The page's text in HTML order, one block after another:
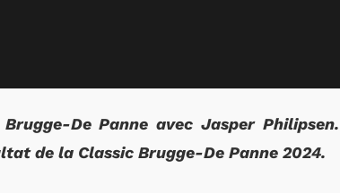
De Panne avec Jasper Philipsen.
de la Classic Brugge-De Panne 2024.